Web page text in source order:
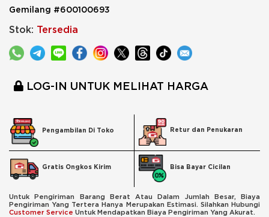
Gemilang #600100693
Stok: Tersedia
LOG-IN UNTUK MELIHAT HARGA
Pengambilan Di Toko Retur dan Penukaran
Gratis Ongkos Kirim Bisa Bayar Cicilan
Untuk Pengiriman Barang Berat Atau Dalam Jumlah Besar, Biaya
Pengiriman Yang Tertera Hanya Merupakan Estimasi. Silahkan Hubungi
Customer Service Untuk Mendapatkan Biaya Pengiriman Yang Akurat.